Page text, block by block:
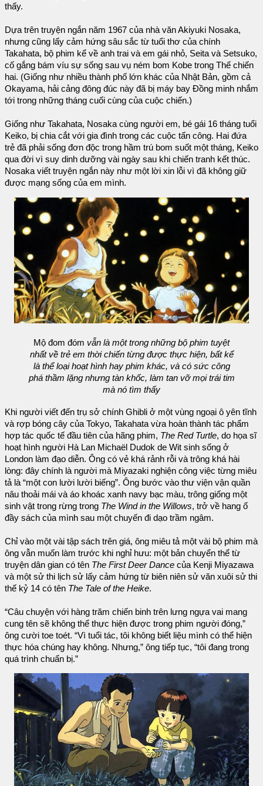
thấy.
Dựa trên truyện ngắn năm 1967 của nhà văn Akiyuki Nosaka,
nhưng cũng lấy cảm hứng sâu sắc từ tuổi thơ của chính
Takahata, bộ phim kể về anh trai và em gái nhỏ, Seita và Setsuko,
cố gắng bám víu sự sống sau vụ ném bom Kobe trong Thế chiến
hai. (Giống như nhiều thành phố lớn khác của Nhật Bản, gồm cả
Okayama, hải cảng đông đúc này đã bị máy bay Đồng minh nhắm
tới trong những tháng cuối cùng của cuộc chiến.)
Giống như Takahata, Nosaka cùng người em, bé gái 16 tháng tuổi
Keiko, bị chia cắt với gia đình trong các cuộc tấn công. Hai đứa
trẻ đã phải sống đơn độc trong hầm trú bom suốt một tháng, Keiko
qua đời vì suy dinh dưỡng vài ngày sau khi chiến tranh kết thúc.
Nosaka viết truyện ngắn này như một lời xin lỗi vì đã không giữ
được mạng sống của em mình.
Mộ đom đóm vẫn là một trong những bộ phim tuyệt
nhất về trẻ em thời chiến từng được thực hiện, bất kể
là thể loại hoạt hình hay phim khác, và có sức công
phá thầm lặng nhưng tàn khốc, làm tan vỡ mọi trái tim
mà nó tìm thấy
Khi người viết đến trụ sở chính Ghibli ở một vùng ngoại ô yên tĩnh
và rợp bóng cây của Tokyo, Takahata vừa hoàn thành tác phẩm
hợp tác quốc tế đầu tiên của hãng phim, The Red Turtle, do họa sĩ
hoạt hình người Hà Lan Michaël Dudok de Wit sinh sống ở
London làm đạo diễn. Ông có vẻ khá rảnh rỗi và trông khá hài
lòng: đây chính là người mà Miyazaki nghiện công việc từng miêu
tả là “một con lười lười biếng”. Ông bước vào thư viện vận quần
nâu thoải mái và áo khoác xanh navy bạc màu, trông giống một
sinh vật trong rừng trong The Wind in the Willows, trở về hang ổ
đầy sách của mình sau một chuyến đi dạo trầm ngâm.
Chỉ vào một vài tập sách trên giá, ông miêu tả một vài bộ phim mà
ông vẫn muốn làm trước khi nghỉ hưu: một bản chuyển thể từ
truyện dân gian có tên The First Deer Dance của Kenji Miyazawa
và một sử thi lịch sử lấy cảm hứng từ biên niên sử văn xuôi sử thi
thế kỷ 14 có tên The Tale of the Heike.
“Câu chuyện với hàng trăm chiến binh trên lưng ngựa vai mang
cung tên sẽ không thể thực hiện được trong phim người đóng,”
ông cười toe toét. “Vì tuổi tác, tôi không biết liệu mình có thể hiện
thực hóa chúng hay không. Nhưng,” ông tiếp tục, “tôi đang trong
quá trình chuẩn bị.”